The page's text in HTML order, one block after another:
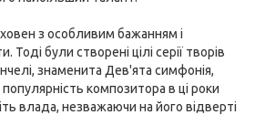
з особливим бажанням і
Тоді були створені цілі серії творів
знаменита Дев'ята симфонія,
композитора в ці роки
влада, незважаючи на його відверті